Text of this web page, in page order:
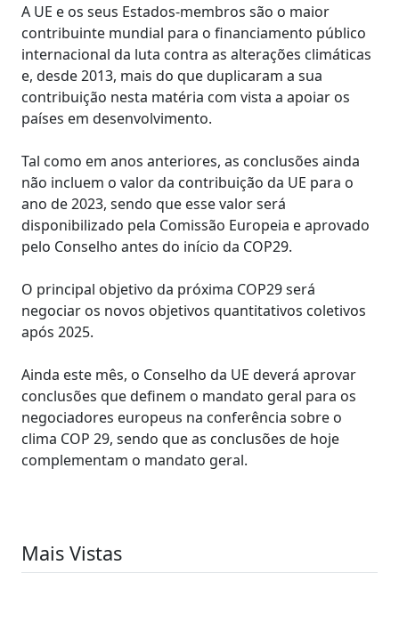
A UE e os seus Estados-membros são o maior
contribuinte mundial para o financiamento público
internacional da luta contra as alterações climáticas
e, desde 2013, mais do que duplicaram a sua
contribuição nesta matéria com vista a apoiar os
países em desenvolvimento.
Tal como em anos anteriores, as conclusões ainda
não incluem o valor da contribuição da UE para o
ano de 2023, sendo que esse valor será
disponibilizado pela Comissão Europeia e aprovado
pelo Conselho antes do início da COP29.
O principal objetivo da próxima COP29 será
negociar os novos objetivos quantitativos coletivos
após 2025.
Ainda este mês, o Conselho da UE deverá aprovar
conclusões que definem o mandato geral para os
negociadores europeus na conferência sobre o
clima COP 29, sendo que as conclusões de hoje
complementam o mandato geral.
Mais Vistas